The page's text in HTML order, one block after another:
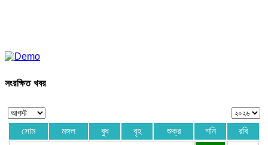
সংরক্ষিত খবর
সোম মঙ্গল বুধ বৃহ শুক্র শনি
রবি